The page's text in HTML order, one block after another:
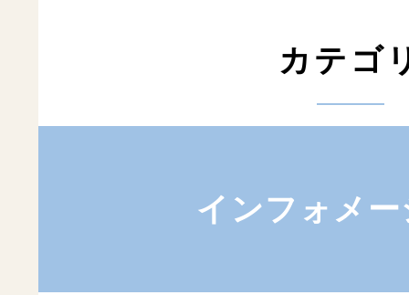
カテゴ
インフォメ